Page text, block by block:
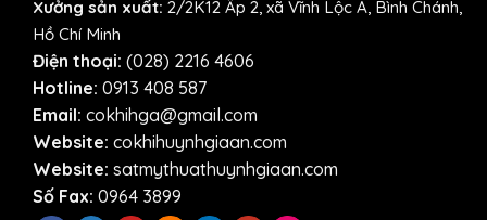
Xưởng sản xuất: 2/2K12 Ấp 2, xã Vĩnh Lộc A, Bình Chánh,
Hồ Chí Minh
Điện thoại: (028) 2216 4606
Hotline: 0913 408 587
Email: cokhihga@gmail.com
Website: cokhihuynhgiaan.com
Website: satmythuathuynhgiaan.com
Số Fax: 0964 3899